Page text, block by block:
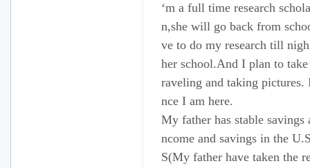
‘m a full time research
n,she will go back from
ve to do my research till
her school.And I plan to
raveling and taking
nce I am here.
My father has stable
ncome and savings in the
S(My father have taken the